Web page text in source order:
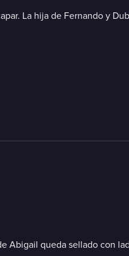
La hija de Fernando y
Abigail queda sellado con